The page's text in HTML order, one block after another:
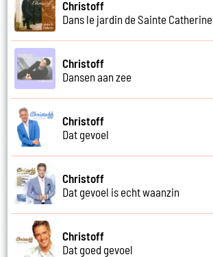
Christoff
Dans le jardin de Sainte Catherine
Christoff
Dansen aan zee
Christoff
Dat gevoel
Christoff
Dat gevoel is echt waanzin
Christoff
Dat goed gevoel